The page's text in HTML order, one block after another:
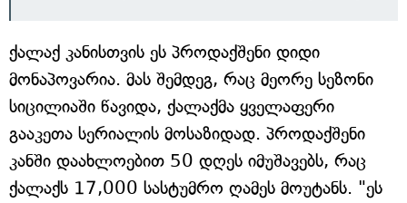
ქალაქ კანისთვის ეს პროდაქშენი დიდი
მონაპოვარია. მას შემდეგ, რაც მეორე სეზონი
სიცილიაში წავიდა, ქალაქმა ყველაფერი
გააკეთა სერიალის მოსაზიდად. პროდაქშენი
კანში დაახლოებით 50 დღეს იმუშავებს, რაც
ქალაქს 17,000 სასტუმრო ღამეს მოუტანს. "ეს